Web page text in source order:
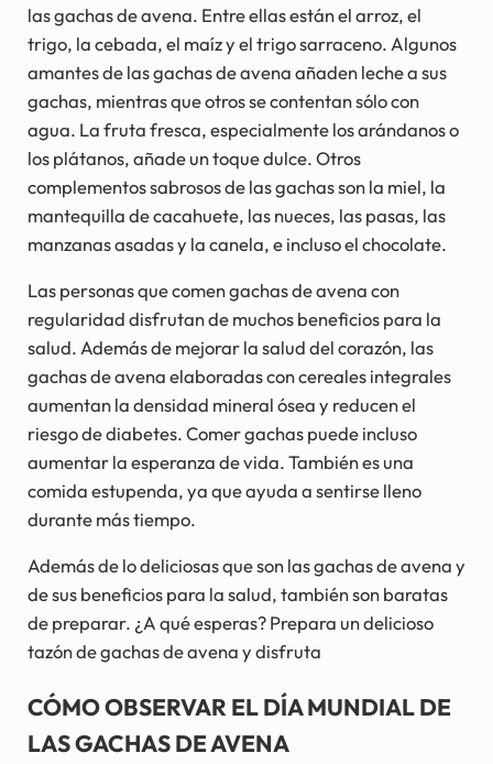
las gachas de avena. Entre ellas están el arroz, el
trigo, la cebada, el maíz y el trigo sarraceno. Algunos
amantes de las gachas de avena añaden leche a sus
gachas, mientras que otros se contentan sólo con
agua. La fruta fresca, especialmente los arándanos o
los plátanos, añade un toque dulce. Otros
complementos sabrosos de las gachas son la miel, la
mantequilla de cacahuete, las nueces, las pasas, las
manzanas asadas y la canela, e incluso el chocolate.
Las personas que comen gachas de avena con
regularidad disfrutan de muchos beneficios para la
salud. Además de mejorar la salud del corazón, las
gachas de avena elaboradas con cereales integrales
aumentan la densidad mineral ósea y reducen el
riesgo de diabetes. Comer gachas puede incluso
aumentar la esperanza de vida. También es una
comida estupenda, ya que ayuda a sentirse lleno
durante más tiempo.
Además de lo deliciosas que son las gachas de avena y
de sus beneficios para la salud, también son baratas
de preparar. ¿A qué esperas? Prepara un delicioso
tazón de gachas de avena y disfruta
CÓMO OBSERVAR EL DÍA MUNDIAL DE
LAS GACHAS DE AVENA